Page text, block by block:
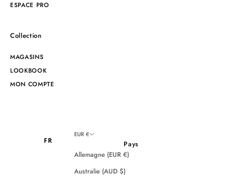
ESPACE PRO
Collection
MAGASINS
LOOKBOOK
MON COMPTE
FR
EUR €
Pays
Allemagne (EUR €)
Australie (AUD $)